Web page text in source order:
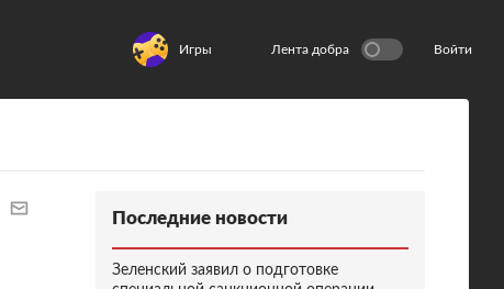
Игры Лента добра Войти
Последние новости
Зеленский заявил о подготовке